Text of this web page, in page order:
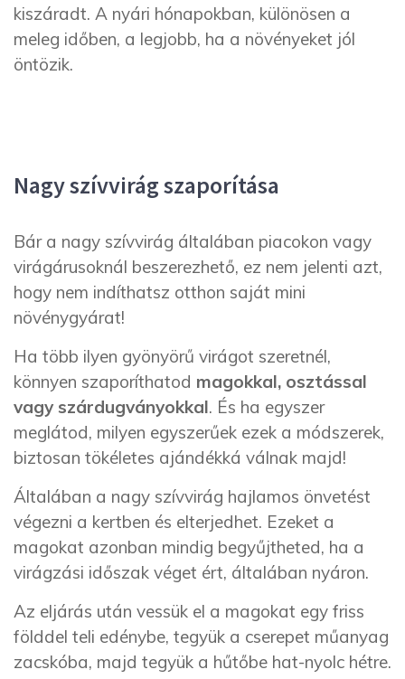
kiszáradt. A nyári hónapokban, különösen a
meleg időben, a legjobb, ha a növényeket jól
öntözik.
Nagy szívvirág szaporítása
Bár a nagy szívvirág általában piacokon vagy
virágárusoknál beszerezhető, ez nem jelenti azt,
hogy nem indíthatsz otthon saját mini
növénygyárat!
Ha több ilyen gyönyörű virágot szeretnél,
könnyen szaporíthatod magokkal, osztással
vagy szárdugványokkal. És ha egyszer
meglátod, milyen egyszerűek ezek a módszerek,
biztosan tökéletes ajándékká válnak majd!
Általában a nagy szívvirág hajlamos önvetést
végezni a kertben és elterjedhet. Ezeket a
magokat azonban mindig begyűjtheted, ha a
virágzási időszak véget ért, általában nyáron.
Az eljárás után vessük el a magokat egy friss
földdel teli edénybe, tegyük a cserepet műanyag
zacskóba, majd tegyük a hűtőbe hat-nyolc hétre.